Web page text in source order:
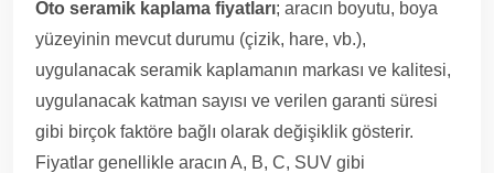
Oto seramik kaplama fiyatları; aracın boyutu, boya
yüzeyinin mevcut durumu (çizik, hare, vb.),
uygulanacak seramik kaplamanın markası ve kalitesi,
uygulanacak katman sayısı ve verilen garanti süresi
gibi birçok faktöre bağlı olarak değişiklik gösterir.
Fiyatlar genellikle aracın A, B, C, SUV gibi